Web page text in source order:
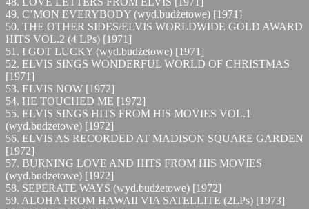
49. C’MON EVERYBODY (wyd.budżetowe) [1971]
50. THE OTHER SIDES/ELVIS WORLDWIDE GOLD AWARD
HITS VOL.2 (4 LPs) [1971]
51. I GOT LUCKY (wyd.budżetowe) [1971]
52. ELVIS SINGS WONDERFUL WORLD OF CHRISTMAS
[1971]
53. ELVIS NOW [1972]
54. HE TOUCHED ME [1972]
55. ELVIS SINGS HITS FROM HIS MOVIES VOL.1
(wyd.budżetowe) [1972]
56. ELVIS AS RECORDED AT MADISON SQUARE GARDEN
[1972]
57. BURNING LOVE AND HITS FROM HIS MOVIES
(wyd.budżetowe) [1972]
58. SEPERATE WAYS (wyd.budżetowe) [1972]
59. ALOHA FROM HAWAII VIA SATELLITE (2LPs) [1973]